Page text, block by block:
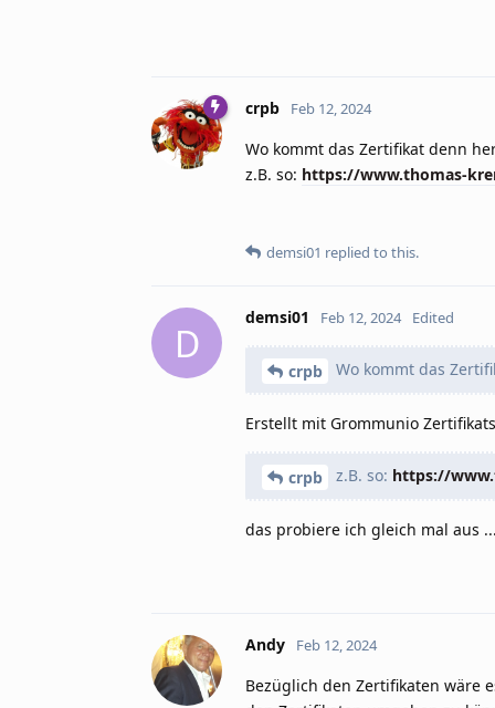
crpb Feb 12, 2024
Wo kommt das Zertifikat denn
z.B. so: https://www.thomas-
demsi01 replied to this.
D
demsi01 Feb 12, 2024 Edited
crpb Wo kommt das
Erstellt mit Grommunio
crpb z.B. so: https://
das probiere ich gleich mal aus
Andy Feb 12, 2024
Bezüglich den Zertifikaten wäre